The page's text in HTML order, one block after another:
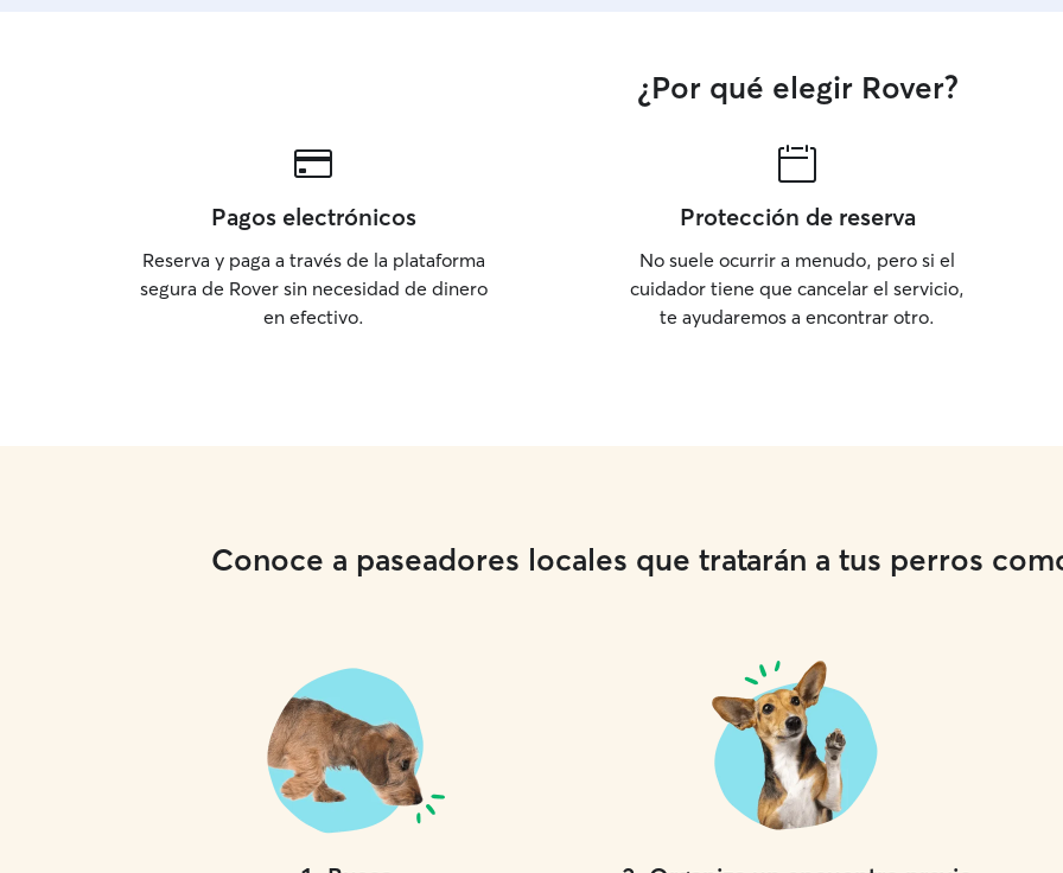
¿Por qué elegir Rover?
Pagos electrónicos
Reserva y paga a través de la plataforma
segura de Rover sin necesidad de dinero
en efectivo.
Protección de reserva
No suele ocurrir a menudo, pero si el
cuidador tiene que cancelar el servicio,
te ayudaremos a encontrar otro.
Conoce a paseadores locales que tratarán a tus perros